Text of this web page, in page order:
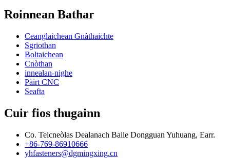
Roinnean Bathar
Ceanglaichean Gnàthaichte
Sgriothan
Boltaichean
Cnòthan
innealan-nighe
Pàirt CNC
Seafta
Cuir fios thugainn
Co. Teicneòlas Dealanach Baile Dongguan Yuhuang, Earr.
+86-769-86910666
yhfasteners@dgmingxing.cn